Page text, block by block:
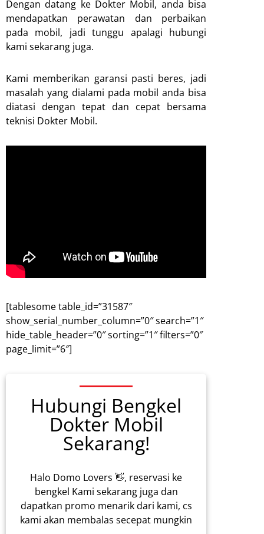
Dengan datang ke Dokter Mobil, anda bisa
mendapatkan perawatan dan perbaikan
pada mobil, jadi tunggu apalagi hubungi
kami sekarang juga.
Kami memberikan garansi pasti beres, jadi
masalah yang dialami pada mobil anda bisa
diatasi dengan tepat dan cepat bersama
teknisi Dokter Mobil.
[tablesome table_id=”31587″
show_serial_number_column=”0″ search=”1″
hide_table_header=”0″ sorting=”1″ filters=”0″
page_limit=”6″]
Hubungi Bengkel
Dokter Mobil
Sekarang!
Halo Domo Lovers 👋, reservasi ke
bengkel Kami sekarang juga dan
dapatkan promo menarik dari kami, cs
kami akan membalas secepat mungkin